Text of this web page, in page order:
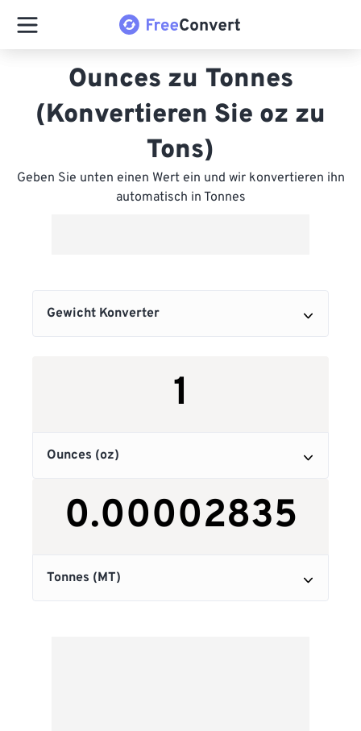
Ounces zu Tonnes
(Konvertieren Sie oz zu
Tons)
Geben Sie unten einen Wert ein und wir konvertieren ihn
automatisch in Tonnes